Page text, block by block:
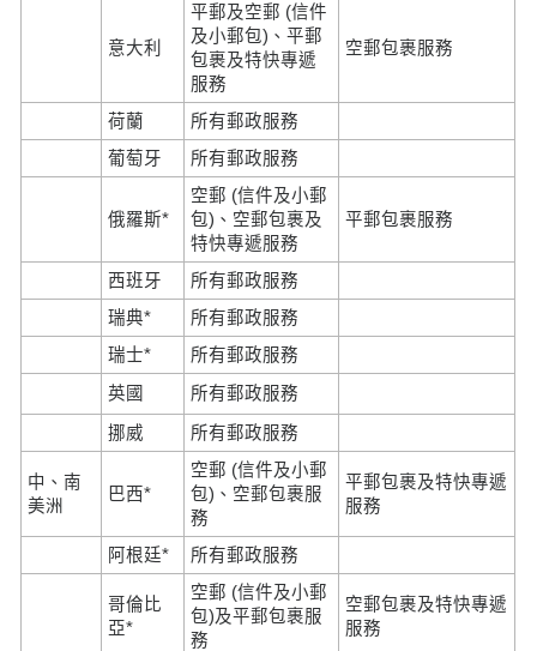
意大利
平郵及空郵 (信件
及小郵包)、平郵
包裹及特快專遞
服務
空郵包裹服務
荷蘭
所有郵政服務
葡萄牙
所有郵政服務
俄羅斯*
空郵 (信件及小郵
包)、空郵包裹及
特快專遞服務
平郵包裹服務
西班牙
所有郵政服務
瑞典*
所有郵政服務
瑞士*
所有郵政服務
英國
所有郵政服務
挪威 所有郵政服務
中、南
美洲
巴西*
空郵 (信件及小郵
包)、空郵包裹服
務
平郵包裹及特快專遞
服務
阿根廷* 所有郵政服務
哥倫比
亞*
空郵 (信件及小郵
包)及平郵包裹服
務
空郵包裹及特快專遞
服務